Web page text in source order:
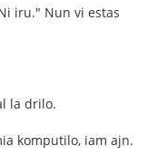
iru." Nun vi estas
la drilo.
komputilo, iam ajn.